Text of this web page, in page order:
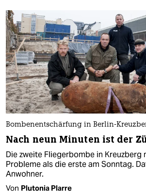
Bombenentschärfung in Berlin-
Nach neun Minuten ist der
Die zweite Fliegerbombe in Kreuzberg
Probleme als die erste am Sonntag.
Anwohner.
Von Plutonia Plarre